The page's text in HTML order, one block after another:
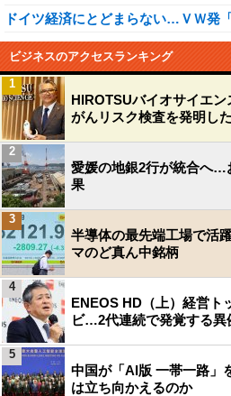
ドイツ経済にとどまらない…ＶＷ発
ビジネスのアクセスランキング
HIROTSUバイオサイエ
がんリスク検査を発明し
1
愛媛の地銀2行が統合へ…
果
2
半導体の最先端工場で活
マのど真ん中銘柄
3
ENEOS HD（上）経営ト
ビ…2代連続で発覚する異
4
中国が「AI版 一帯一路
は立ち向かえるのか
5